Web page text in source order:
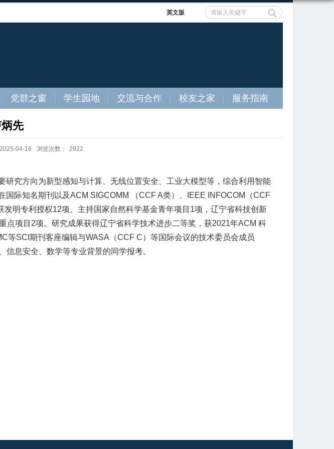
英文版
党群之窗 学生园地 交流与合作 校友之家 服务指南
先
04-16 浏览次数： 2922
究方向为新型感知与计算、无线位置安全、工业大模型等，综合利用智能
际知名期刊以及ACM SIGCOMM （CCF A类）、IEEE INFOCOM（CCF
明专利授权12项。主持国家自然科学基金青年项目1项，辽宁省科技创新
项目2项。研究成果获得辽宁省科学技术进步二等奖，获2021年ACM 科
等SCI期刊客座编辑与WASA（CCF C）等国际会议的技术委员会成员
信息安全、数学等专业背景的同学报考。